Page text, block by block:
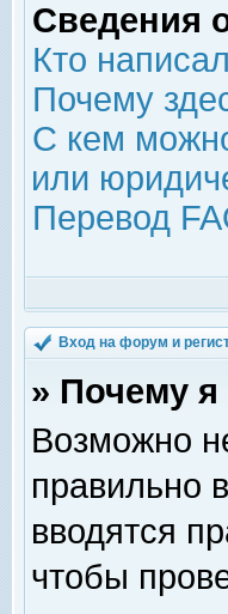
Сведения
Кто
Почему
С кем
или
Перевод
Вход на форум и
» Почему
Возможно
правильно
вводятся
чтобы